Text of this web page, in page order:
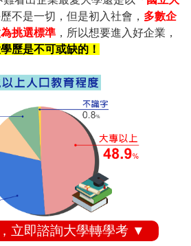
不是一切，但是初入社會， 多數企
挑選標準 ，所以想要進入好企業，
歷是不可或缺的！
立即諮詢大學轉學考 ▼